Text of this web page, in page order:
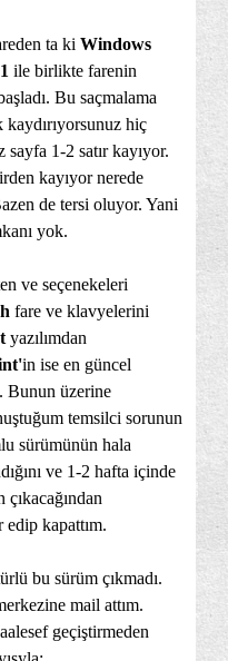
ta ki Windows
ile birlikte farenin
Bu saçmalama
kaydırıyorsunuz hiç
sayfa 1-2 satır kayıyor.
kayıyor nerede
de tersi oluyor. Yani
yok.
ve seçenekeleri
fare ve klavyelerini
yazılımdan
in ise en güncel
Bunun üzerine
temsilci sorunun
sürümünün hala
ve 1-2 hafta içinde
kapattım.
bu sürüm çıkmadı.
mail attım.
geçiştirmeden